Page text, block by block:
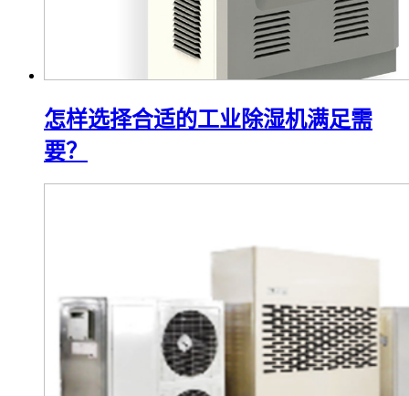
怎样选择合适的工业除湿机满足需
要？